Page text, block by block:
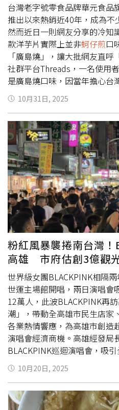
台灣老字號零食品牌華元食品
推出以來熱銷近40年，成為不
然而近日一則網友分享的冷知
款洋芋片實際上並非蚵仔煎口
「廣島燒」，讓大批網友直
社群平台Threads，一名使用
是廣島燒口味，因當年擔心台
改用大家耳熟能詳的
熱烈迴響，吸引超過1.6萬人
驚，「難怪吃起來沒有蚵仔煎
吃廣島燒」、「我被這個名字
朋友介紹它是台灣特色，我現
表示雖然知道口味與名稱不符
到大，看到包裝就覺得好吃」
吃」。對於這項意外掀起的話
《經理人》雜誌報導，華元董
面上牛排口味洋芋片銷售成績
風味新品。他們選定日本的廣
時台灣消費者對該料理較為
仔煎」，兩者味道相近，也更
真相的冷知識，無意間喚起民
關注，也讓人重新審視許多陪
藏著不為人知的故事。
10月31日, 2025
粉紅風暴襲捲南台灣
高雄 市府估創3億觀
世界級女團BLACKPINK相隔
世運主場館開唱，兩日演唱會
12萬人，此波BLACKPINK再
潮」，帶動全高雄市民生店家
各業熱情響應，為高雄市創造
演唱會經濟商機。高雄經發局
BLACKPINK巡迴演唱會，吸
力整合，落實陳其邁市長「將
給歌迷朋友最體貼難忘的演唱
理想國合作「LIGHT UP高雄
左營站設置的歡迎打卡牆，中
10月20日, 2025